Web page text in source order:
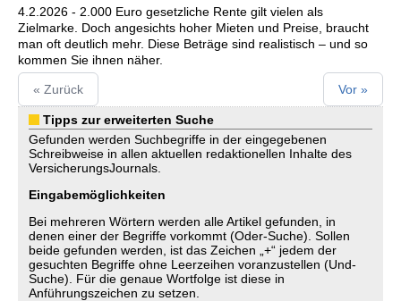
4.2.2026 - 2.000 Euro gesetzliche Rente gilt vielen als
Zielmarke. Doch angesichts hoher Mieten und Preise, braucht
man oft deutlich mehr. Diese Beträge sind realistisch – und so
kommen Sie ihnen näher.
« Zurück Vor »
Tipps zur erweiterten Suche
Gefunden werden Suchbegriffe in der eingegebenen
Schreibweise in allen aktuellen redaktionellen Inhalte des
VersicherungsJournals.
Eingabemöglichkeiten
Bei mehreren Wörtern werden alle Artikel gefunden, in
denen einer der Begriffe vorkommt (Oder-Suche). Sollen
beide gefunden werden, ist das Zeichen „+“ jedem der
gesuchten Begriffe ohne Leerzeihen voranzustellen (Und-
Suche). Für die genaue Wortfolge ist diese in
Anführungszeichen zu setzen.